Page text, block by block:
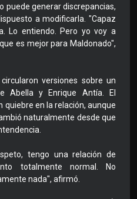
puede generar discrepancias,
a modificarla. "Capaz
Lo entiendo. Pero yo voy a
es mejor para Maldonado",
versiones sobre un
Abella y Enrique Antía. El
quiebre en la relación, aunque
naturalmente desde que
tengo una relación de
totalmente normal. No
nada", afirmó.